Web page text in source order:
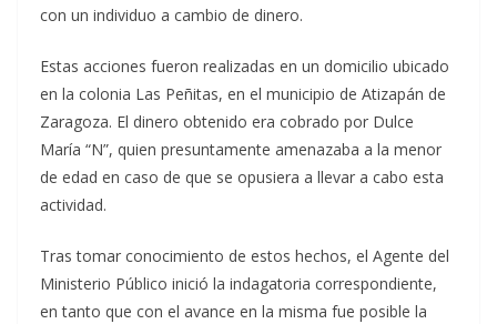
con un individuo a cambio de dinero.
Estas acciones fueron realizadas en un domicilio ubicado
en la colonia Las Peñitas, en el municipio de Atizapán de
Zaragoza. El dinero obtenido era cobrado por Dulce
María “N”, quien presuntamente amenazaba a la menor
de edad en caso de que se opusiera a llevar a cabo esta
actividad.
Tras tomar conocimiento de estos hechos, el Agente del
Ministerio Público inició la indagatoria correspondiente,
en tanto que con el avance en la misma fue posible la